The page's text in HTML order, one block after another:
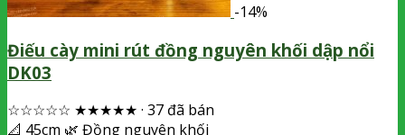
-14%
Điếu cày mini rút đồng nguyên khối dập nổi
DK03
☆☆☆☆☆ ★★★★★ · 37 đã bán
📐 45cm 🌿 Đồng nguyên khối